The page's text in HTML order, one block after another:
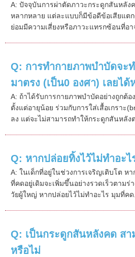
A: ปัจจุบันการผ่าตัดภาวะกระดูกสันหลัง
หลากหลาย แต่ละแบบก็มีข้อดีข้อเสียแต
ย่อมมีความเสี่ยงหรือภาวะแทรกซ้อนที่อา
Q: การทำกายภาพบำบัดจะ
มาตรง (เป็น0 องศา) เลยได้
A: ถ้าได้รับการกายภาพบำบัดอย่างถูกต้อ
ตั้งแต่อายุน้อย ร่วมกับการใส่เสื้อเกราะ
ลง แต่จะไม่สามารถทำให้กระดูกสันหลัง
Q: หากปล่อยทิ้งไว้ไม่ทำอะไ
A: ในเด็กที่อยู่ในช่วงการเจริญเติบโต ห
ที่คดอยู่เดิมจะเพิ่มขึ้นอย่างรวดเร็วตามร่
วัยผู้ใหญ่ หากปล่อยไว้ไม่ทำอะไร มุมที่คด
Q: เป็นกระดูกสันหลังคด สา
หรือไม่